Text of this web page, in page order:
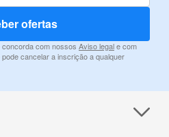
ofertas
com nossos Aviso legale com
pode cancelar a inscrição a qualquer